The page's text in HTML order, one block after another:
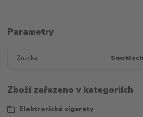
Parametry
Značka Smoktech
Zboží zařazeno v kategoriích
Elektronické cigarety